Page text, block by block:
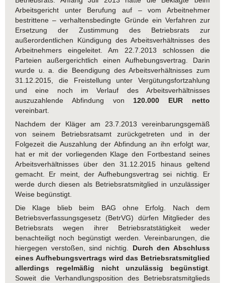
Arbeitsgericht unter Berufung auf – vom Arbeitnehmer
bestrittene – verhaltensbedingte Gründe ein Verfahren zur
Ersetzung der Zustimmung des Betriebsrats zur
außerordentlichen Kündigung des Arbeitsverhältnisses des
Arbeitnehmers eingeleitet. Am 22.7.2013 schlossen die
Parteien außergerichtlich einen Aufhebungsvertrag. Darin
wurde u. a. die Beendigung des Arbeitsverhältnisses zum
31.12.2015, die Freistellung unter Vergütungsfortzahlung
und eine noch im Verlauf des Arbeitsverhältnisses
auszuzahlende Abfindung von120.000 EUR netto
vereinbart.
Nachdem der Kläger am 23.7.2013 vereinbarungsgemäß
von seinem Betriebsratsamt zurückgetreten und in der
Folgezeit die Auszahlung der Abfindung an ihn erfolgt war,
hat er mit der vorliegenden Klage den Fortbestand seines
Arbeitsverhältnisses über den 31.12.2015 hinaus geltend
gemacht. Er meint, der Aufhebungsvertrag sei nichtig. Er
werde durch diesen als Betriebsratsmitglied in unzulässiger
Weise begünstigt.
Die Klage blieb beim BAG ohne Erfolg. Nach dem
Betriebsverfassungsgesetz (BetrVG) dürfen Mitglieder des
Betriebsrats wegen ihrer Betriebsratstätigkeit weder
benachteiligt noch begünstigt werden. Vereinbarungen, die
hiergegen verstoßen, sind nichtig. Durch den Abschluss
eines Aufhebungsvertrags wird das Betriebsratsmitglied
allerdings regelmäßig nicht unzulässig begünstigt.
Soweit die Verhandlungsposition des Betriebsratsmitglieds